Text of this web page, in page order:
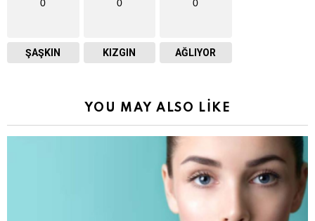
0
ŞAŞKIN
0
KIZGIN
0
AĞLIYOR
YOU MAY ALSO LIKE